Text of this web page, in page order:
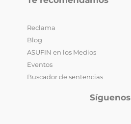
Reclama
Blog
ASUFIN en los Medios
Eventos
Buscador de sentencias
Síguenos